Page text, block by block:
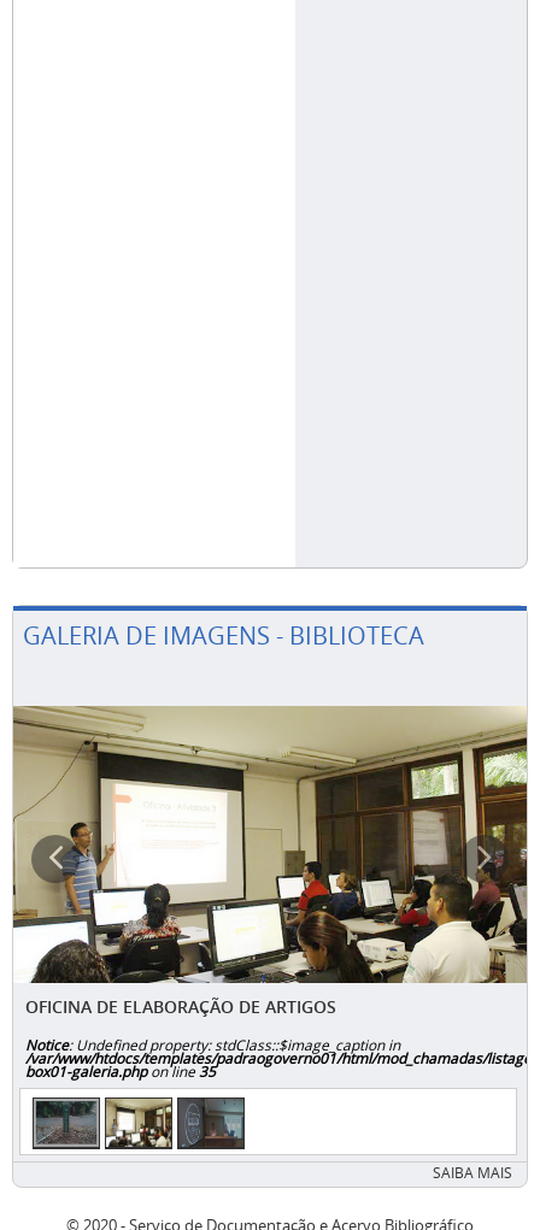
GALERIA DE IMAGENS - BIBLIOTECA
OFICINA DE ELABORAÇÃO DE ARTIGOS
Notice: Undefined property: stdClass::$image_caption in
/var/www/htdocs/templates/padraogoverno01/html/mod_chamadas/
box01-galeria.phpon line 35
SAIBA MAIS